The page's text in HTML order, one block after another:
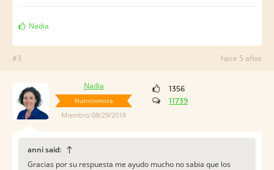
Nadia
#3 hace 5 años
Nadia
Nutricionista
Miembro:08/29/2018
1356
11739
anni said:
Gracias por su respuesta me ayudo mucho no sabia que los